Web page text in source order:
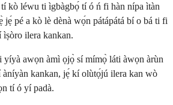
kò léwu ti ìgbàgbọ́ tí ó ń fi hàn nípa ìtàn
jẹ́ pé a kò lè dènà wọ́n pátápátá bí o bá ti fi
ilera kankan.
yíyà awọn àmì ọjọ̀ sí mímọ̀ láti àwọn àrùn
kankan, jẹ́ kí olùtọ́jú ilera kan wò
tí ó yí padà.